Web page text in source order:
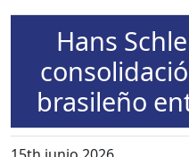
Hans
brasileño